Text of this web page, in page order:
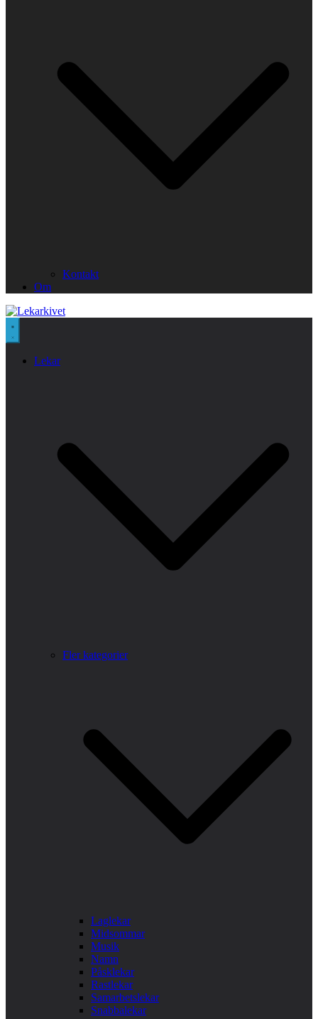
Kontakt
Om
Lekar
Fler kategorier
Laglekar
Midsommar
Musik
Namn
Påsklekar
Rastlekar
Samarbetslekar
Snabbalekar